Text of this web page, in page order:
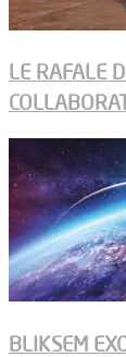
LE RAFALE
BLIKSEM